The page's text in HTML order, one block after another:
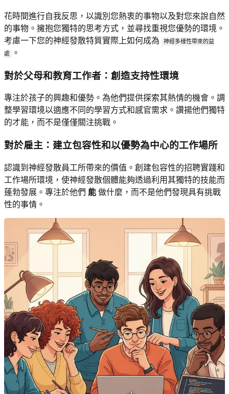
花時間進行自我反思，以識別您熱衷的事物以及對您來說自然
的事物。擁抱您獨特的思考方式，並尋找重視您優勢的環境。
考慮一下您的神經發散特質實際上如何成為
神經多樣性帶來的益
處
。
對於父母和教育工作者：創造支持性環境
專注於孩子的興趣和優勢。為他們提供探索其熱情的機會。調
整學習環境以適應不同的學習方式和感官需求。讚揚他們獨特
的才能，而不是僅僅關注挑戰。
對於雇主：建立包容性和以優勢為中心的工作場所
認識到神經發散員工所帶來的價值。創建包容性的招聘實踐和
工作場所環境，使神經發散個體能夠透過利用其獨特的技能而
蓬勃發展。專注於他們 能 做什麼，而不是他們發現具有挑戰
性的事情。